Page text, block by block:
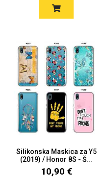
Silikonska Maskica za Y5
(2019) / Honor 8S - Š...
10,90 €
Za njega
Svijet životinja
Mandale / Cvjetni